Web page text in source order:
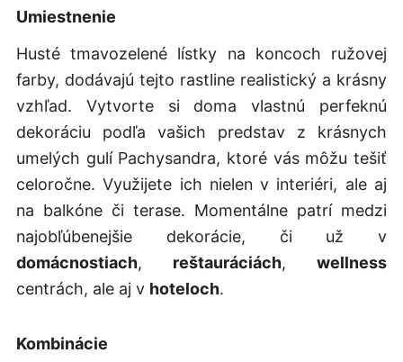
Umiestnenie
Husté tmavozelené lístky na koncoch ružovej
farby, dodávajú tejto rastline realistický a krásny
vzhľad. Vytvorte si doma vlastnú perfeknú
dekoráciu podľa vašich predstav z krásnych
umelých gulí Pachysandra, ktoré vás môžu tešiť
celoročne. Využijete ich nielen v interiéri, ale aj
na balkóne či terase. Momentálne patrí medzi
najobľúbenejšie dekorácie, či už v
domácnostiach, reštauráciách,wellness
centrách, ale aj v hoteloch.
Kombinácie